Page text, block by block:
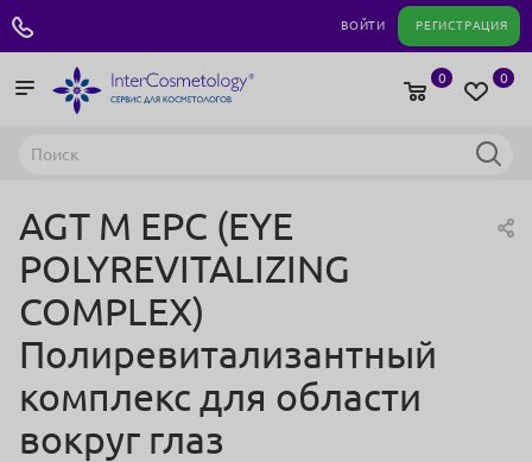
ВОЙТИ РЕГИСТРАЦИЯ
0
0
AGT M EPC (EYE
POLYREVITALIZING
COMPLEX)
Полиревитализантный
комплекс для области
вокруг глаз